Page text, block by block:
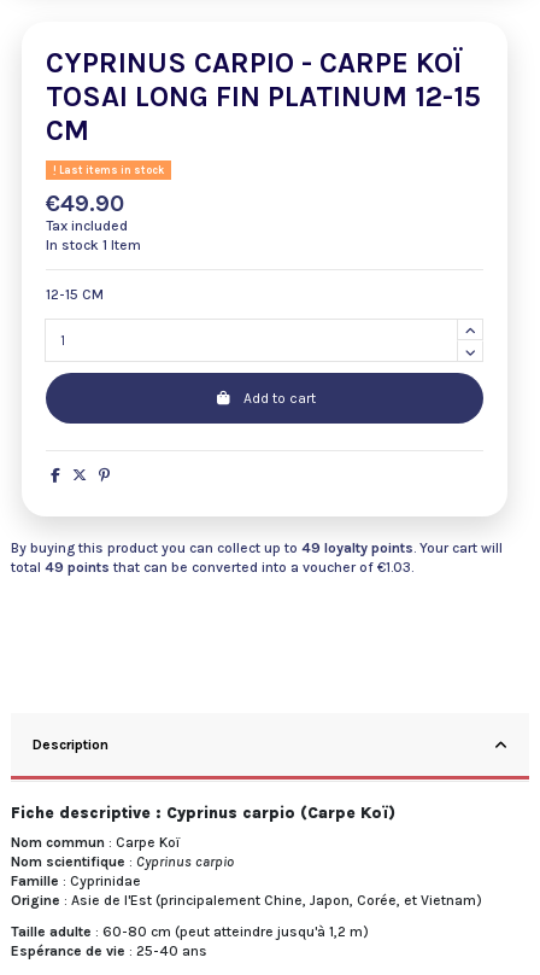
CYPRINUS CARPIO - CARPE KOÏ
TOSAI LONG FIN PLATINUM 12-15
CM
Last items in stock
€49.90
Tax included
In stock 1 Item
12-15 CM
Add to cart
By buying this product you can collect up to 49 loyalty points . Your cart will
total 49 points that can be converted into a voucher of €1.03
Description
Fiche descriptive : Cyprinus carpio (Carpe Koï)
Nom commun : Carpe Koï
Nom scientifique : Cyprinus carpio
Famille : Cyprinidae
Origine : Asie de l'Est (principalement Chine, Japon, Corée, et Vietnam)
Taille adulte : 60-80 cm (peut atteindre jusqu'à 1,2 m)
Espérance de vie : 25-40 ans